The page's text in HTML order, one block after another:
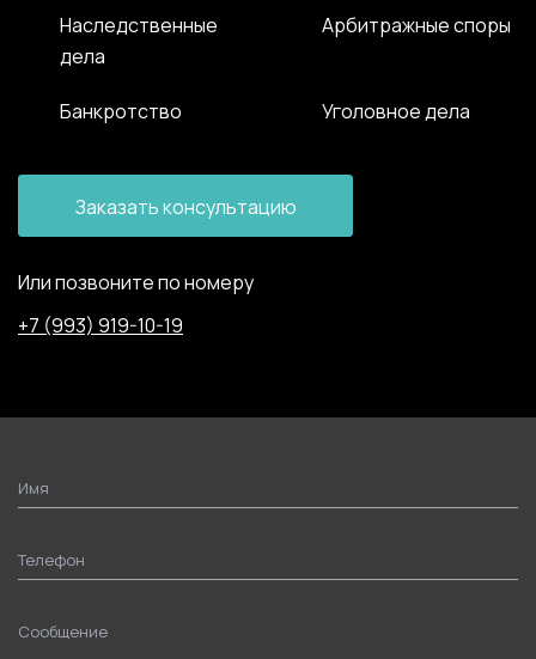
Наследственные
дела
Арбитражные споры
Банкротство Уголовное дела
Заказать консультацию
Или позвоните по номеру
+7 (993) 919-10-19
Имя
Телефон
Сообщение